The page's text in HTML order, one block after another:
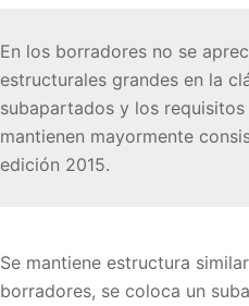
En los borradores no se
estructurales grandes en la
subapartados y los
mantienen mayormente
edición 2015.
Se mantiene estructura
borradores, se coloca un